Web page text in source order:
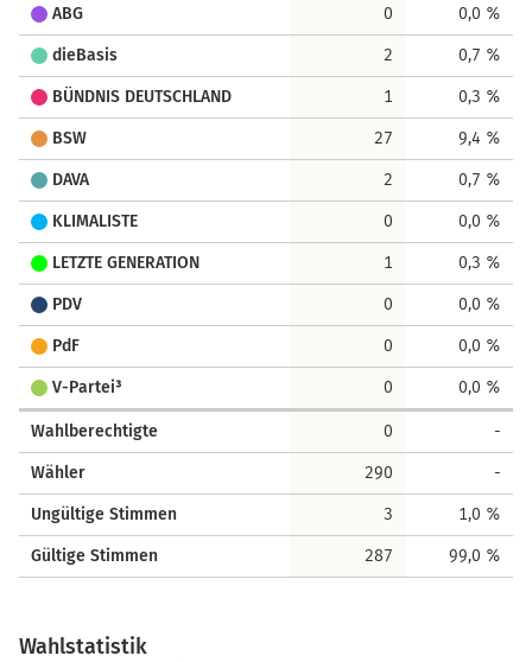
ABG 0 0,0 %
dieBasis 2 0,7 %
BÜNDNIS DEUTSCHLAND 1 0,3 %
BSW 27 9,4 %
DAVA 2 0,7 %
KLIMALISTE 0 0,0 %
LETZTE GENERATION 1 0,3 %
PDV 0 0,0 %
PdF 0 0,0 %
V-Partei³ 0 0,0 %
Wahlberechtigte 0 -
Wähler 290 -
Ungültige Stimmen 3 1,0 %
Gültige Stimmen 287 99,0 %
Wahlstatistik